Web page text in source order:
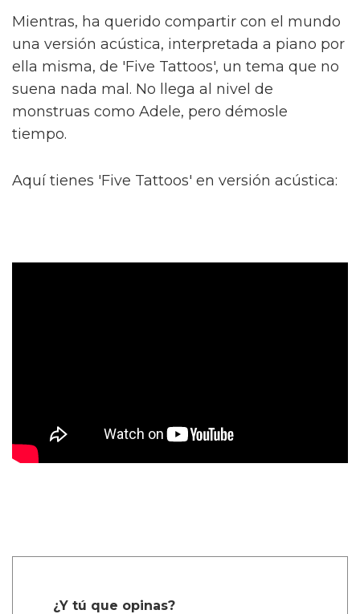
Mientras, ha querido compartir con el mundo
una versión acústica, interpretada a piano por
ella misma, de 'Five Tattoos', un tema que no
suena nada mal. No llega al nivel de
monstruas como Adele, pero démosle
tiempo.
Aquí tienes 'Five Tattoos' en versión acústica:
¿Y tú que opinas?